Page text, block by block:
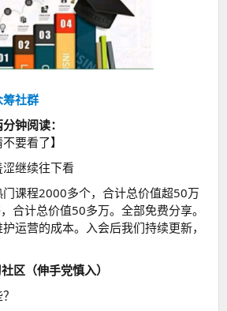
社群
钟阅读：
要看了】
继续往下看
门课程2000多个，合计总价值超50万
合计总价值50多万。全部免费分享。
运营的成本。入会后我们持续更新，
区（伸手党慎入）